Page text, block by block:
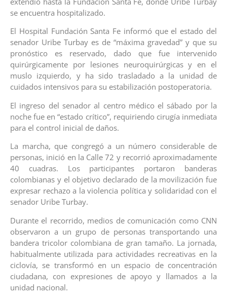
se encuentra hospitalizado.
El Hospital Fundación Santa Fe informó que el estado del
senador Uribe Turbay es de “máxima gravedad” y que su
pronóstico es reservado, dado que fue intervenido
quirúrgicamente por lesiones neuroquirúrgicas y en el
muslo izquierdo, y ha sido trasladado a la unidad de
cuidados intensivos para su estabilización postoperatoria.
El ingreso del senador al centro médico el sábado por la
noche fue en “estado crítico”, requiriendo cirugía inmediata
para el control inicial de daños.
La marcha, que congregó a un número considerable de
personas, inició en la Calle 72 y recorrió aproximadamente
40 cuadras. Los participantes portaron banderas
colombianas y el objetivo declarado de la movilización fue
expresar rechazo a la violencia política y solidaridad con el
senador Uribe Turbay.
Durante el recorrido, medios de comunicación como CNN
observaron a un grupo de personas transportando una
bandera tricolor colombiana de gran tamaño. La jornada,
habitualmente utilizada para actividades recreativas en la
ciclovía, se transformó en un espacio de concentración
ciudadana, con expresiones de apoyo y llamados a la
unidad nacional.